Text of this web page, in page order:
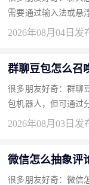
需要通过输入法或悬
接入豆包。 方法一：
2026年08月04日发
群聊豆包怎么召
很多朋友好奇：群聊
包机器人，但可通过
轻松在群聊中显现
2026年08月03日发
微信怎么抽象评
很多朋友好奇：微信